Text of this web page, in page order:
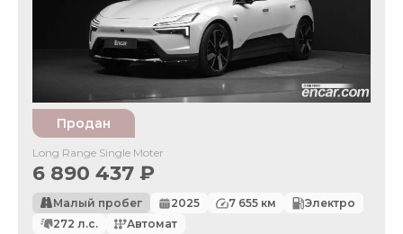
Продан
Long Range Single Moter
6 890 437 ₽
Малый пробег 2025 7 655 км
Электро
272 л.с. Автомат